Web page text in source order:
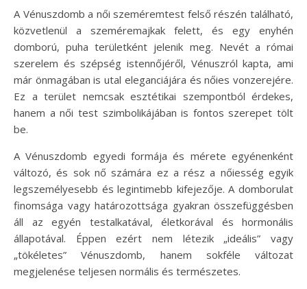
A Vénuszdomb a női szeméremtest felső részén található,
közvetlenül a szeméremajkak felett, és egy enyhén
domború, puha területként jelenik meg. Nevét a római
szerelem és szépség istennőjéről, Vénuszról kapta, ami
már önmagában is utal eleganciájára és nőies vonzerejére.
Ez a terület nemcsak esztétikai szempontból érdekes,
hanem a női test szimbolikájában is fontos szerepet tölt
be.
A Vénuszdomb egyedi formája és mérete egyénenként
változó, és sok nő számára ez a rész a nőiesség egyik
legszemélyesebb és legintimebb kifejezője. A domborulat
finomsága vagy határozottsága gyakran összefüggésben
áll az egyén testalkatával, életkorával és hormonális
állapotával. Éppen ezért nem létezik „ideális” vagy
„tökéletes” Vénuszdomb, hanem sokféle változat
megjelenése teljesen normális és természetes.